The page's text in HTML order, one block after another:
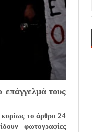
επάγγελμά τους
κυρίως το άρθρο 24
φωτογραφίες